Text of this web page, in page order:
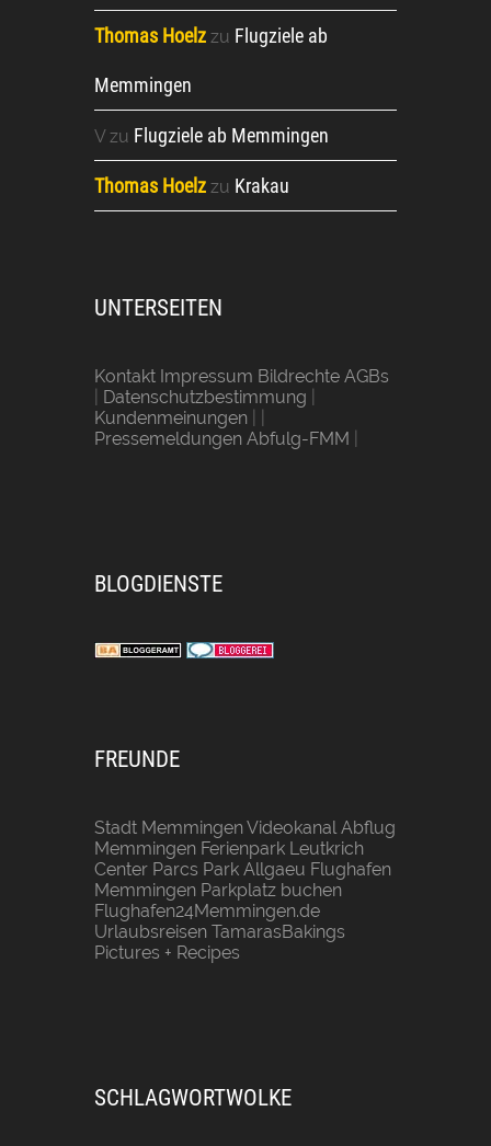
Thomas Hoelz zu Flugziele ab
Memmingen
Vzu Flugziele ab Memmingen
Thomas Hoelz zu Krakau
UNTERSEITEN
Kontakt Impressum Bildrechte AGBs
Datenschutzbestimmung
Kundenmeinungen
Pressemeldungen Abfulg-FMM
BLOGDIENSTE
FREUNDE
Stadt MemmingenVideokanal Abflug
Memmingen Ferienpark Leutkrich
Center Parcs Park Allgaeu Flughafen
Memmingen Parkplatz buchen
Flughafen24Memmingen.de
Urlaubsreisen TamarasBakings
Pictures + Recipes
SCHLAGWORTWOLKE